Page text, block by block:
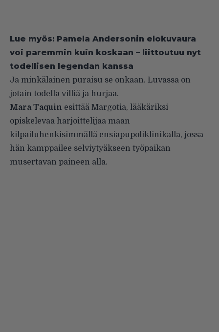
Lue myös: Pamela Andersonin elokuvaura
voi paremmin kuin koskaan – liittoutuu nyt
todellisen legendan kanssa
Ja minkälainen puraisu se onkaan. Luvassa on
jotain todella villiä ja hurjaa.
Mara Taquin esittää Margotia, lääkäriksi
opiskelevaa harjoittelijaa maan
kilpailuhenkisimmällä ensiapupoliklinikalla, jossa
hän kamppailee selviytyäkseen työpaikan
musertavan paineen alla.